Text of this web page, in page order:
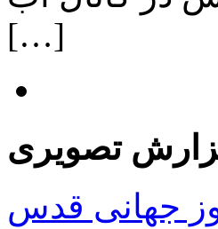
[…]
تصویری
جهانی قدس